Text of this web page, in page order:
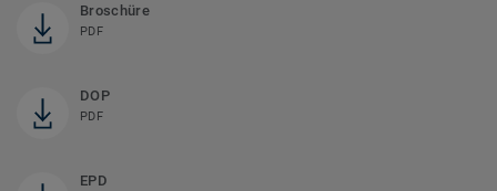
Broschüre
PDF
DOP
PDF
EPD